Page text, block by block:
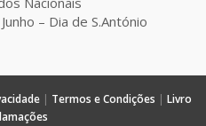
– Dia de S.António
| Termos e Condições | Livro